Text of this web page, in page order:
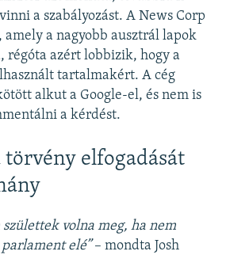
a szabályozást. A News Corp
a nagyobb ausztrál lapok
régóta azért lobbizik, hogy a
tartalmakért. A cég
alkut a Google-el, és nem is
a kérdést.
törvény elfogadását
volna meg, ha nem
elé” – mondta Josh